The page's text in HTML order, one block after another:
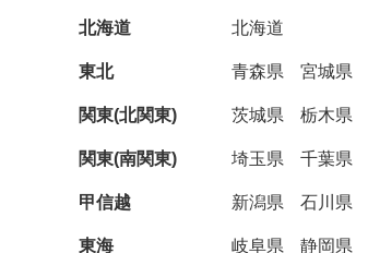
北海道 北海道
東北 青森県 宮城県
関東(北関東) 茨城県 栃木県
関東(南関東) 埼玉県 千葉県
甲信越 新潟県 石川県
東海 岐阜県 静岡県